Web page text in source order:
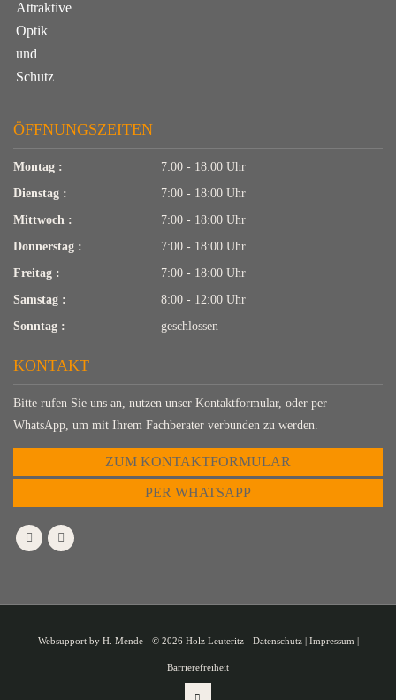
ÖFFNUNGSZEITEN
Montag :
7:00 - 18:00 Uhr
Dienstag :
7:00 - 18:00 Uhr
Mittwoch :
7:00 - 18:00 Uhr
Donnerstag :
7:00 - 18:00 Uhr
Freitag :
7:00 - 18:00 Uhr
Samstag :
8:00 - 12:00 Uhr
Sonntag :
geschlossen
KONTAKT
Bitte rufen Sie uns an, nutzen unser Kontaktformular, oder per
WhatsApp, um mit Ihrem Fachberater verbunden zu werden.
ZUM KONTAKTFORMULAR
PER WHATSAPP
Websupport by H. Mende- © 2026 Holz Leuteritz - Datenschutz| Impressum |
Barrierefreiheit